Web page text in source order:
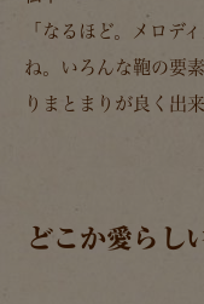
「なるほど。メロデ
ね。いろんな鞄の要
りまとまりが良く出
どこか愛らし